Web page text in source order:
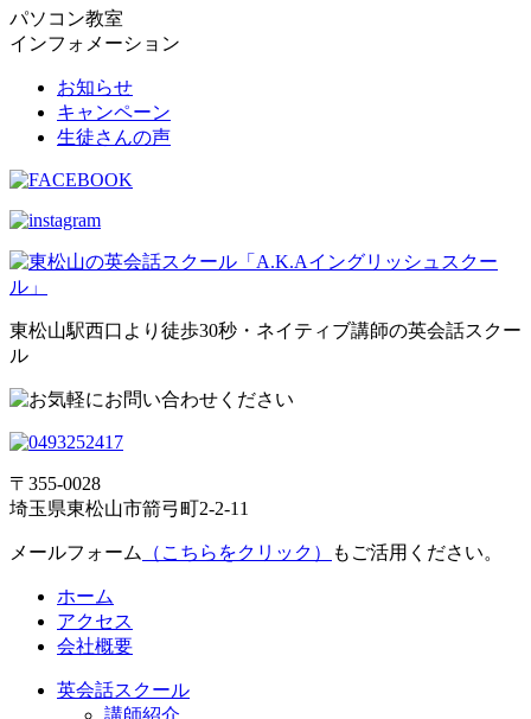
パソコン教室
インフォメーション
お知らせ
キャンペーン
生徒さんの声
東松山駅西口より徒歩30秒・ネイティブ講師の英会話スクー
ル
〒355-0028
埼玉県東松山市箭弓町2-2-11
メールフォーム （こちらをクリック） もご活用ください。
ホーム
アクセス
会社概要
英会話スクール